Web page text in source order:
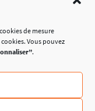
de mesure
Vous pouvez
.